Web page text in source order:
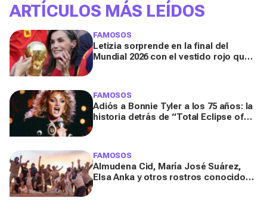
ARTÍCULOS MÁS LEÍDOS
FAMOSOS
Letizia sorprende en la final del
Mundial 2026 con el vestido rojo que
FAMOSOS
Adiós a Bonnie Tyler a los 75 años: la
historia detrás de “Total Eclipse of
FAMOSOS
Almudena Cid, María José Suárez,
Elsa Anka y otros rostros conocidos